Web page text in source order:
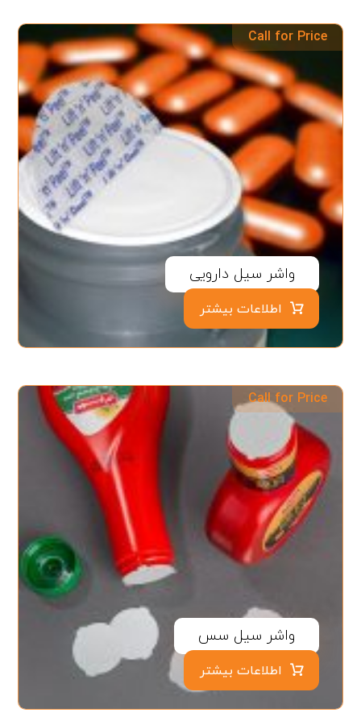
واشر سیل دارویی
Call for Price
اطلاعات بیشتر
واشر سیل سس
Call for Price
اطلاعات بیشتر